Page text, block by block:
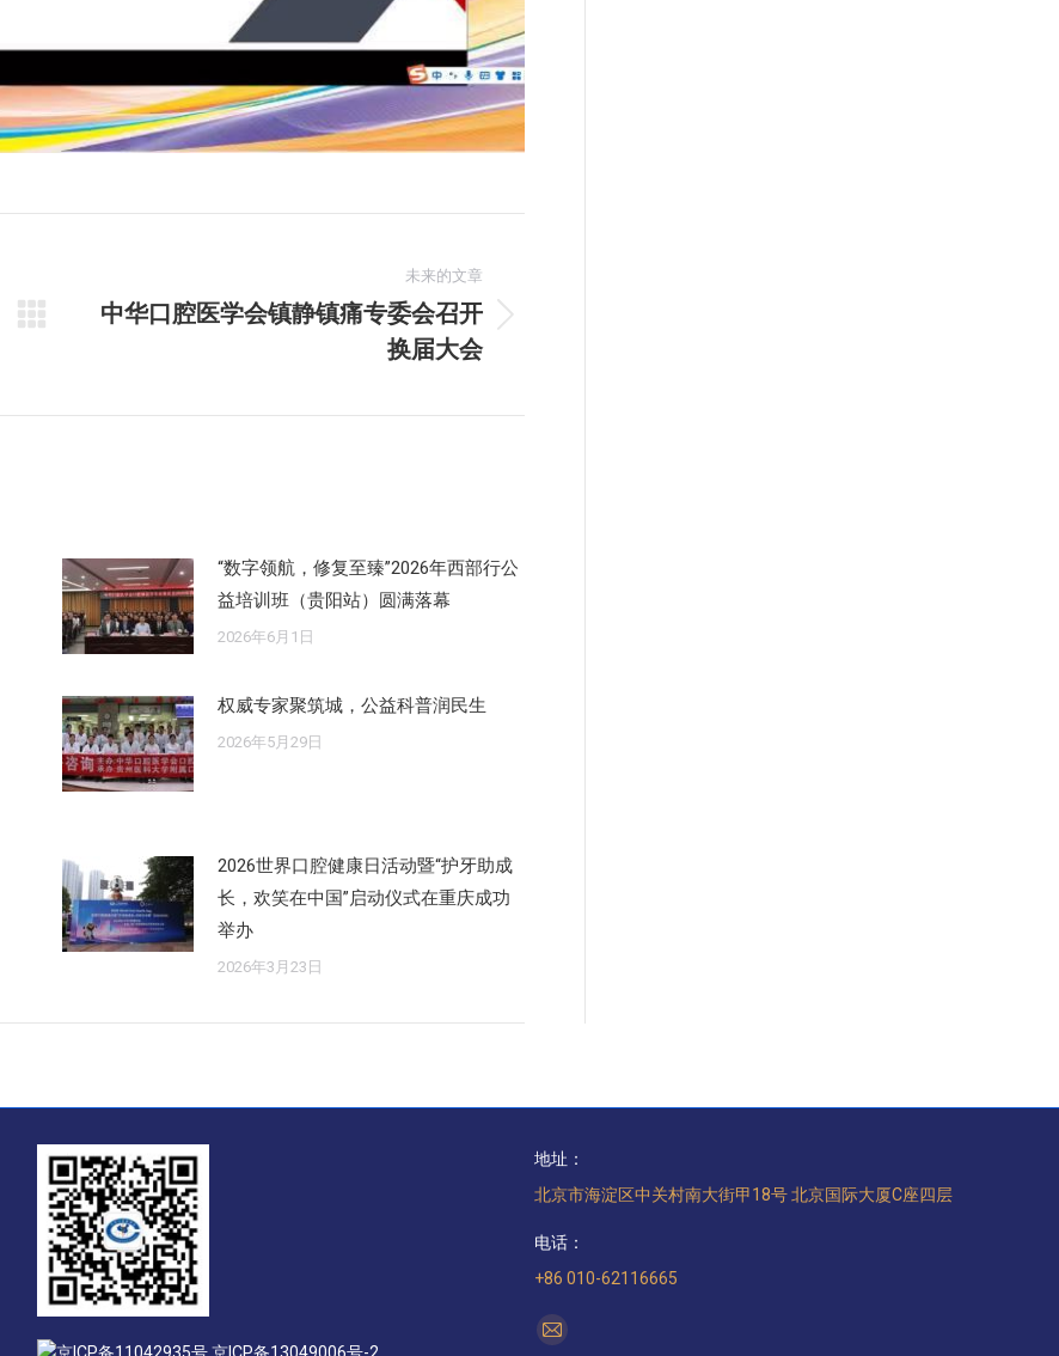
未来的文章
中华口腔医学会镇静镇痛专委会召开
换届大会
“数字领航，修复至臻”2026年西部行公
益培训班（贵阳站）圆满落幕
2026年6月1日
权威专家聚筑城，公益科普润民生
2026年5月29日
2026世界口腔健康日活动暨“护牙助成
长，欢笑在中国”启动仪式在重庆成功
举办
2026年3月23日
京ICP备11042935号 京ICP备13049006号-2
地址：
北京市海淀区中关村南大街甲18号 北京国际大厦C座四层
电话：
+86 010-62116665
找到我们：
Mail